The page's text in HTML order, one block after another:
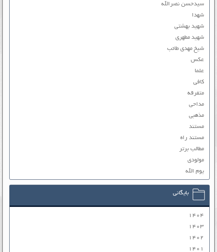
سیدحسن نصرالله
شهدا
شهید بهشتی
شهید مطهری
شیخ مهدی طائب
عکس
علما
کافی
متفرقه
مداحی
مذهبی
مستند
مستند راه
مطالب برتر
مولودی
یوم الله
بایگانی
۱۴۰۴
۱۴۰۳
۱۴۰۲
۱۴۰۱